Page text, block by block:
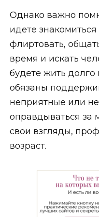
Однако важно
идете
флиртовать,
время и искать
будете жить долго
обязаны
неприятные или
оправдываться за
свои взгляды,
возраст.